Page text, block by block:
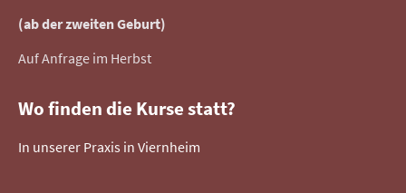
(ab der zweiten Geburt)
Auf Anfrage im Herbst
Wo finden die Kurse statt?
In unserer Praxis in Viernheim